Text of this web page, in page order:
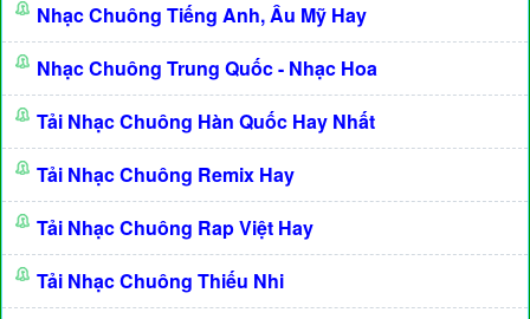
Nhạc Chuông Tiếng Anh, Âu Mỹ Hay
Nhạc Chuông Trung Quốc - Nhạc Hoa
Tải Nhạc Chuông Hàn Quốc Hay Nhất
Tải Nhạc Chuông Remix Hay
Tải Nhạc Chuông Rap Việt Hay
Tải Nhạc Chuông Thiếu Nhi